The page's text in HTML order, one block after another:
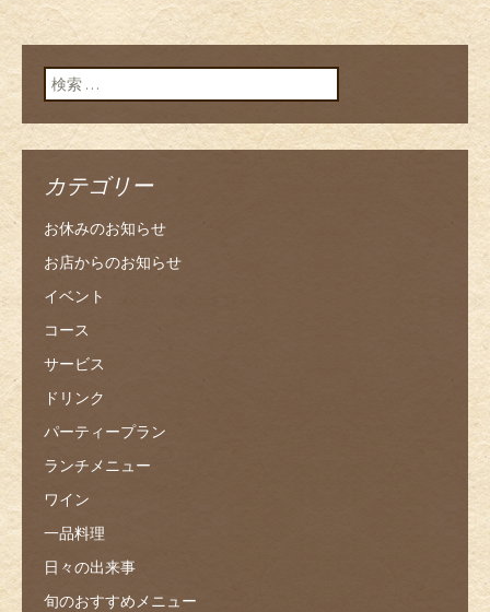
検索:
カテゴリー
お休みのお知らせ
お店からのお知らせ
イベント
コース
サービス
ドリンク
パーティープラン
ランチメニュー
ワイン
一品料理
日々の出来事
旬のおすすめメニュー